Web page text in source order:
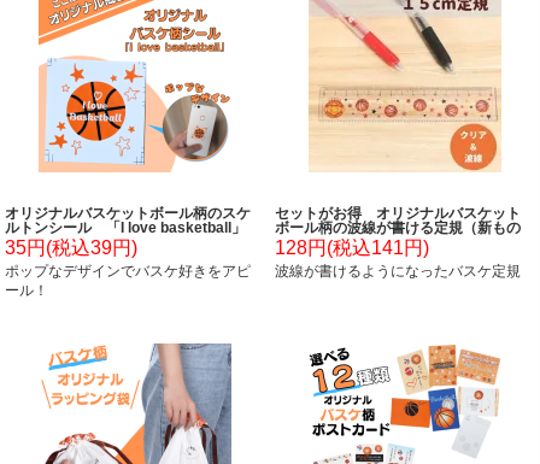
オリジナルバスケットボール柄のスケ
ルトンシール 「I love basketball」
（単価３５円～）
35円(税込39円)
ポップなデザインでバスケ好きをアピ
ール！
セットがお得 オリジナルバスケット
ボール柄の波線が書ける定規（新もの
さし） 単価100円～
128円(税込141円)
波線が書けるようになったバスケ定規